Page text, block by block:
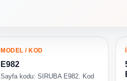
MODEL / KOD
E982
Sayfa kodu: SIRUBA E982. Kod